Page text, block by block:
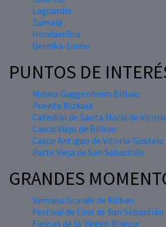
Laguardia
Zumaia
Hondarribia
Gernika-Lumo
PUNTOS DE
Museo Guggenheim Bilbao
Puente Bizkaia
Catedral de Santa María de
Casco Viejo de Bilbao
Casco Antiguo de Vitoria-Gasteiz
Parte Vieja de San Sebastián
GRANDES
Semana Grande de Bilbao
Festival de Cine de San Sebastián
Fiestas de la Virgen Blanca